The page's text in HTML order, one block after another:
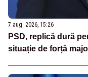
7 aug. 2026, 15:26
PSD, replică dură
situație de forță